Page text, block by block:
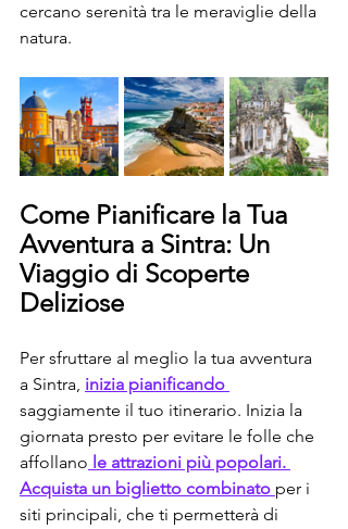
cercano serenità tra le meraviglie della
natura.
Come Pianificare la Tua
Avventura a Sintra: Un
Viaggio di Scoperte
Deliziose
Per sfruttare al meglio la tua avventura
a Sintra, inizia pianificando
saggiamente il tuo itinerario. Inizia la
giornata presto per evitare le folle che
affollano le attrazioni più popolari.
Acquista un biglietto combinato per i
siti principali, che ti permetterà di